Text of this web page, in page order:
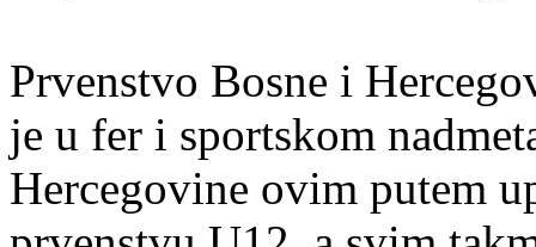
Prvenstvo Bosne i
je u fer i sportskom
Hercegovine ovim putem